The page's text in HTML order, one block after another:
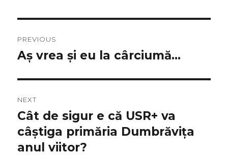
navigation
PREVIOUS
Previous
Aș vrea și eu la cârciumă…
NEXT
Next
post:
Cât de sigur e că USR+ va
câștiga primăria Dumbrăvița
anul viitor?